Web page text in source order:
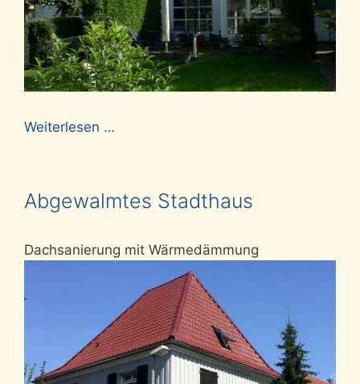
Weiterlesen …
Abgewalmtes Stadthaus
Dachsanierung mit Wärmedämmung